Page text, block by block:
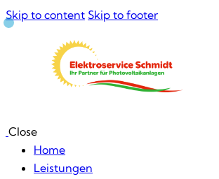
Skip to content Skip to footer
Close
Home
Leistungen